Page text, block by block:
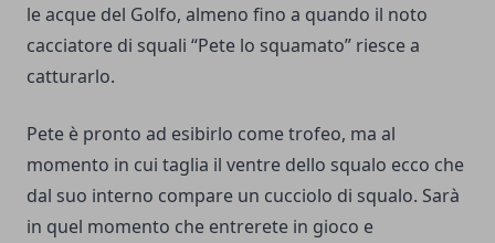
le acque del Golfo, almeno fino a quando il noto
cacciatore di squali “Pete lo squamato” riesce a
catturarlo.
Pete è pronto ad esibirlo come trofeo, ma al
momento in cui taglia il ventre dello squalo ecco che
dal suo interno compare un cucciolo di squalo. Sarà
in quel momento che entrerete in gioco e